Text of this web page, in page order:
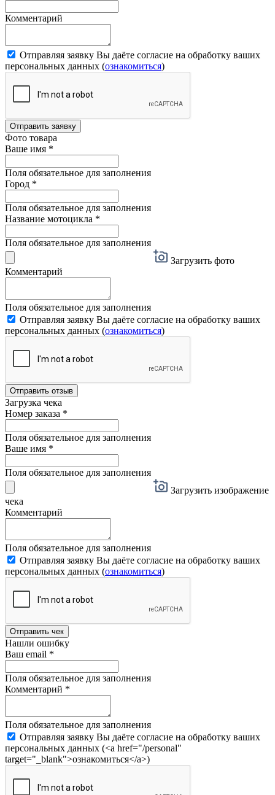
Комментарий
Отправляя заявку Вы даёте согласие на обработку ваших
персональных данных (ознакомиться)
Отправить заявку
Фото товара
Ваше имя *
Поля обязательное для заполнения
Город *
Поля обязательное для заполнения
Название мотоцикла *
Поля обязательное для заполнения
Загрузить фото
Комментарий
Поля обязательное для заполнения
Отправляя заявку Вы даёте согласие на обработку ваших
персональных данных (ознакомиться)
Отправить отзыв
Загрузка чека
Номер заказа *
Поля обязательное для заполнения
Ваше имя *
Поля обязательное для заполнения
Загрузить изображение
чека
Комментарий
Поля обязательное для заполнения
Отправляя заявку Вы даёте согласие на обработку ваших
персональных данных (ознакомиться)
Отправить чек
Нашли ошибку
Ваш email *
Поля обязательное для заполнения
Комментарий *
Поля обязательное для заполнения
Отправляя заявку Вы даёте согласие на обработку ваших
персональных данных (<a href="/personal"
target="_blank">ознакомиться</a>)